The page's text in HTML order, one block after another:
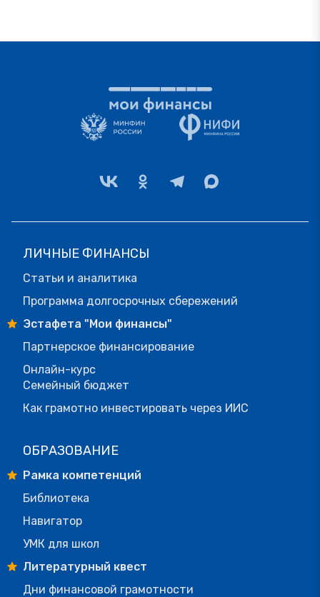
ЛИЧНЫЕ ФИНАНСЫ
Статьи и аналитика
Программа долгосрочных сбережений
Эстафета "Мои финансы"
Партнерское финансирование
Онлайн-курс
Семейный бюджет
Как грамотно инвестировать через ИИС
ОБРАЗОВАНИЕ
Рамка компетенций
Библиотека
Навигатор
УМК для школ
Литературный квест
Дни финансовой грамотности